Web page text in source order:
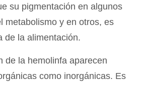
su pigmentación en algunos
metabolismo y en otros, es
de la alimentación.
de la hemolinfa aparecen
como inorgánicas. Es